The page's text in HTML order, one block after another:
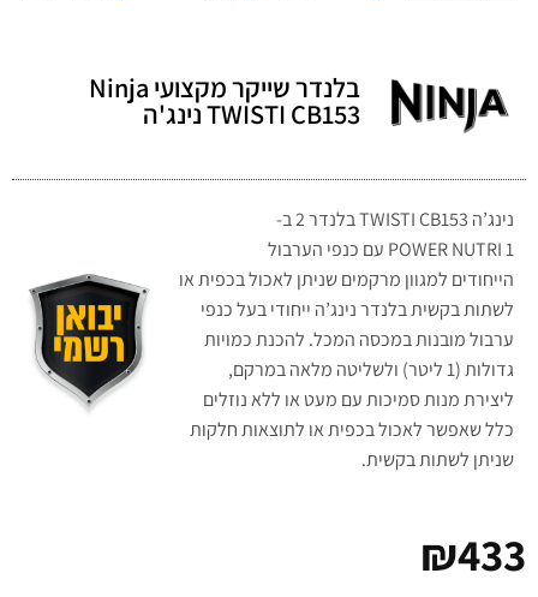
בלנדר שייקר מקצועי Ninja
TWISTI CB153 נינג'ה
נינג’ה TWISTI
CB153 בלנדר 2 ב-
1
POWERNUTRI
עם כנפי הערבול
הייחודים למגוון מרקמים שניתן לאכול בכפית או
לשתות בקשית בלנדר נינג’ה ייחודי בעל כנפי
ערבול מובנות במכסה המכל. להכנת כמויות
גדולות (1 ליטר) ולשליטה מלאה במרקם,
ליצירת מנות סמיכות עם מעט או ללא נוזלים
כלל שאפשר לאכול בכפית או לתוצאות חלקות
שניתן לשתות בקשית.
₪433